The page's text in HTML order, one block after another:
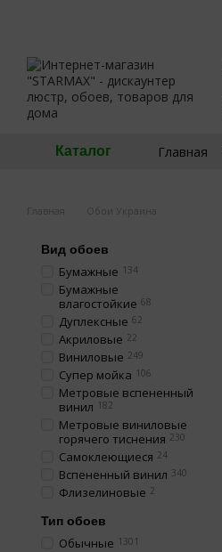
Каталог Главная
Главная Обои Украина
Вид обоев
Бумажные 134
Бумажные
влагостойкие 68
Дуплексные 62
Акриловые 22
Виниловые 249
Супер мойка 106
Метровые вспененный
винил 182
Метровые виниловые
горячего тиснения 230
Самоклеющиеся 24
Вспененный винил 340
Флизелиновые 2
Тип обоев
Обычные 1301